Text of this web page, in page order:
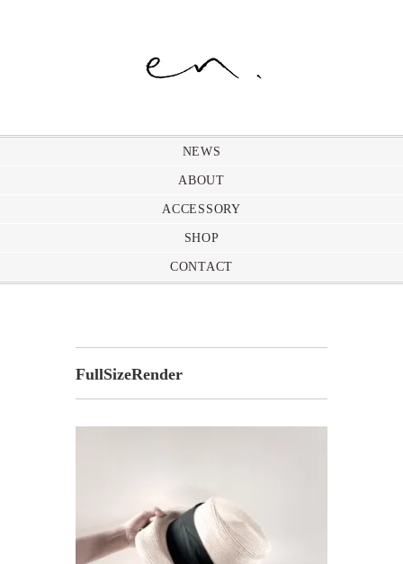
NEWS
ABOUT
ACCESSORY
SHOP
CONTACT
FullSizeRender